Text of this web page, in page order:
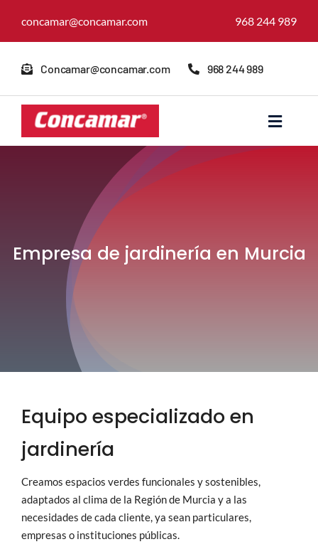
content
concamar@concamar.com 968 244 989
Concamar@concamar.com 968 244 989
Toggle
Quienes somos
Servicios
Reformas
Proyectos
Empresa de jardinería en Murcia
Equipo especializado en
jardinería
Creamos espacios verdes funcionales y sostenibles,
adaptados al clima de la Región de Murcia y a las
necesidades de cada cliente, ya sean particulares,
empresas o instituciones públicas.